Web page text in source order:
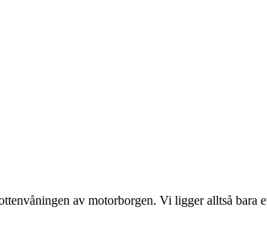
av motorborgen. Vi ligger alltså bara